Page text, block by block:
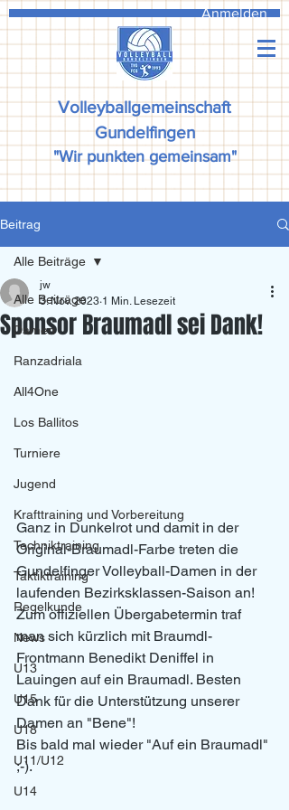
Anmelden
Volleyballgemeinschaft
Gundelfingen
"Wir punkten gemeinsam"
Beitrag
Alle Beiträge
Damen
Ranzadriala
All4One
Los Ballitos
Turniere
Jugend
Krafttraining und Vorbereitung
Techniktraining
Taktiktraining
Regelkunde
News
U13
U15
U18
U11/U12
U14
Alle Beiträge
Sponsor Braumadl sei Dank!
jw
3. Nov. 2023 1 Min. Lesezeit
Ganz in Dunkelrot und damit in der
Original-Braumadl-Farbe treten die
Gundelfinger Volleyball-Damen in der
laufenden Bezirksklassen-Saison an!
Zum offiziellen Übergabetermin traf
man sich kürzlich mit Braumdl-
Frontmann Benedikt Deniffel in
Lauingen auf ein Braumadl. Besten
Dank für die Unterstützung unserer
Damen an "Bene"!
Bis bald mal wieder "Auf ein Braumadl"
;-).